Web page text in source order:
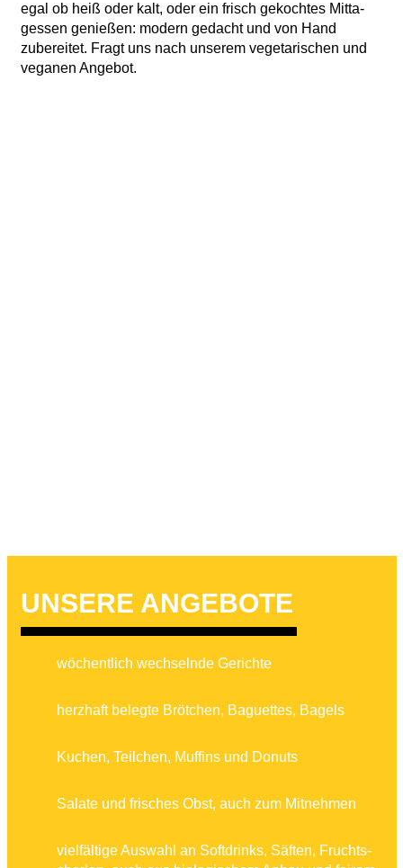
egal ob heiß oder kalt, oder ein frisch gekochtes Mitta­
gessen genießen: modern gedacht und von Hand
zubereitet. Fragt uns nach unserem veget­ar­ischen und
veganen Angebot.
UNSERE ANGE­BOTE
wöchent­lich wech­selnde Gerichte
herzhaft belegte Brötchen, Baguettes, Bagels
Kuchen, Teilchen, Muffins und Donuts
Salate und frisches Obst, auch zum Mitnehmen
vielfältige Auswahl an Soft­drinks, Säften, Fruchts­